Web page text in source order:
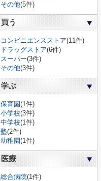
その他(5件)
買う
コンビニエンスストア(11件)
ドラッグストア(6件)
スーパー(3件)
その他(3件)
学ぶ
保育園(1件)
小学校(3件)
中学校(1件)
塾(2件)
幼稚園(1件)
医療
総合病院(1件)